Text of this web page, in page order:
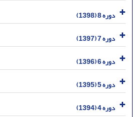
دوره 8 (1398)
دوره 7 (1397)
دوره 6 (1396)
دوره 5 (1395)
دوره 4 (1394)